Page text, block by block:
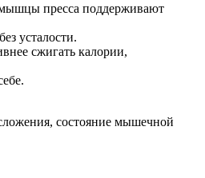
пресса поддерживают
усталости.
сжигать калории,
состояние мышечной